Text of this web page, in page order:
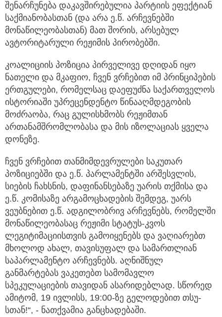
შენარჩუნება დაკავშირებულია პარტიის ეფექტიან
საქმიანობასთან (და არა ე.წ. არჩევნებში
მონაწილეობასთან) მათ შორის, არსებულ
ავტორიტარული რეჟიმის პირობებში.
კოალიციის პოზიცია პირველივე დღიდან იყო
ნათელი და მკაფიო, ჩვენ ვრჩებით იმ პრინციპების
ერთგულები, რომელსაც დაეფუძნა საქართველოს
ისტორიაში უპრეცენდენტო წინააღმდეგობის
მოძრაობა, რაც გულისხმობს რეჟიმთან
ართანამშრომლობასა და მის იზოლაციას ყველა
დონეზე.
ჩვენ ვრჩებით თანმიმდევრულები საკუთარ
პოზიციებში და ე.წ. პარლამენტში არშესვლის,
სიების ჩახსნის, დაფინანსებაზე უარის თქმისა და
ე.წ. კომისაზე არგამოცხადების შემდეგ, უარს
ვეუბნებით ე.წ. ადგილობრივ არჩევნებს, რომელში
მონაწილეობასაც რეჟიმი სტატუს-კვოს
ლეგიტიმაციისთვის გამოიყენებს და ვაღიარებთ
მხოლოდ ახალ, თავისუფალ და სამართლიან
საპარლამენტო არჩევნებს. აღნიშნულ
განმარტებას ვაკეთებთ სამომავლო
სპეკულაციების თავიდან ასარიდებლად. სწორედ
ამიტომ, 19 ივლისს, 19:00-ზე გელოდებით თსუ-
სთან!“, - ნათქვამია განცხადებაში.